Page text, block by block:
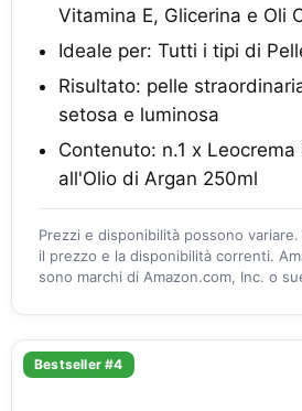
Vitamina E, Glicerina e Oli
Ideale per: Tutti i tipi di
Risultato: pelle
setosa e luminosa
Contenuto: n.1 x Leocrema
all'Olio di Argan 250ml
Prezzi e disponibilità possono
il prezzo e la disponibilità correnti.
sono marchi di Amazon.com, Inc. o
Bestseller #4